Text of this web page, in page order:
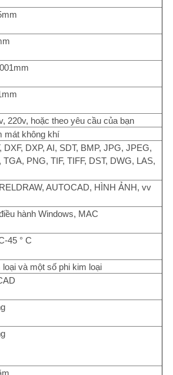
220v, hoặc theo yêu cầu của bạn
mát không khí
DXF, DXP, AI, SDT, BMP, JPG, JPEG,
TGA, PNG, TIF, TIFF, DST, DWG, LAS,
AUTOCAD, HÌNH ẢNH, vv
hành Windows, MAC
45 ° C
loại và một số phi kim loại